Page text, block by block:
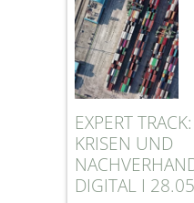
EXPERT
KRISEN UND
DIGITAL I